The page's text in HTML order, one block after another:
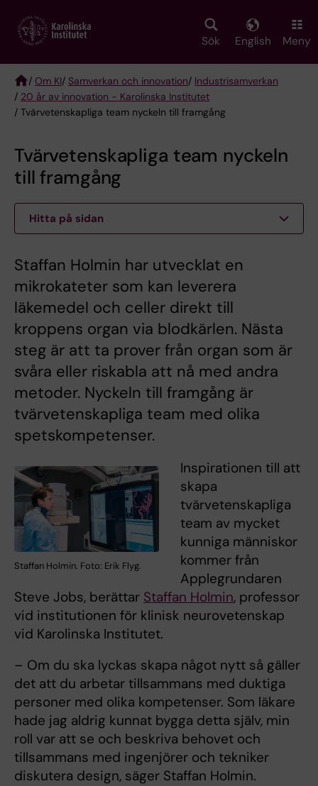
main
Sök English Meny
Breadcrumb
/ Om KI/ Samverkan och innovation/ Industrisamverkan
/ 20 år av innovation - Karolinska Institutet
/ Tvärvetenskapliga team nyckeln till framgång
Tvärvetenskapliga team nyckeln
till framgång
Hitta på sidan
Staffan Holmin har utvecklat en
mikrokateter som kan leverera
läkemedel och celler direkt till
kroppens organ via blodkärlen. Nästa
steg är att ta prover från organ som är
svåra eller riskabla att nå med andra
metoder. Nyckeln till framgång är
tvärvetenskapliga team med olika
spetskompetenser.
Staffan Holmin. Foto: Erik Flyg.
Inspirationen till att
skapa
tvärvetenskapliga
team av mycket
kunniga människor
kommer från
Applegrundaren
Steve Jobs, berättar Staffan Holmin, professor
vid institutionen för klinisk neurovetenskap
vid Karolinska Institutet.
– Om du ska lyckas skapa något nytt så gäller
det att du arbetar tillsammans med duktiga
personer med olika kompetenser. Som läkare
hade jag aldrig kunnat bygga detta själv, min
roll var att se och beskriva behovet och
tillsammans med ingenjörer och tekniker
diskutera design, säger Staffan Holmin.